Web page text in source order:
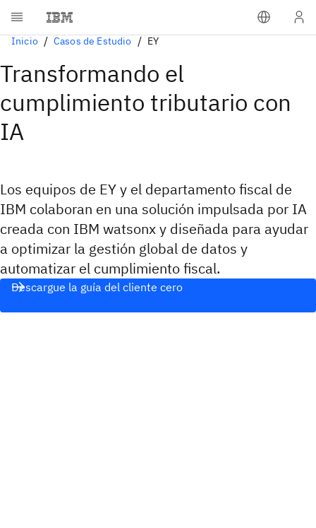
Inicio Casos de Estudio EY
Transformando el
cumplimiento tributario con
IA
Los equipos de EY y el departamento fiscal de
IBM colaboran en una solución impulsada por IA
creada con IBM watsonx y diseñada para ayudar
a optimizar la gestión global de datos y
automatizar el cumplimiento fiscal.
Descargue la guía del cliente cero